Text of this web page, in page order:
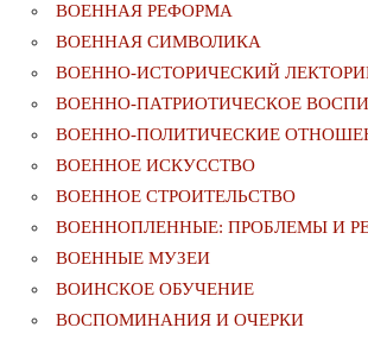
ВОЕННАЯ РЕФОРМА
ВОЕННАЯ СИМВОЛИКА
ВОЕННО-ИСТОРИЧЕСКИЙ
ВОЕННО-ПАТРИОТИЧЕСКОЕ
ВОЕННО-ПОЛИТИЧЕСКИE
ВОЕННОЕ ИСКУССТВО
ВОЕННОЕ СТРОИТЕЛЬСТВО
ВОЕННОПЛЕННЫЕ: ПРОБЛЕМЫ И
ВОЕННЫЕ МУЗЕИ
ВОИНСКОЕ ОБУЧЕНИЕ
ВОСПОМИНАНИЯ И ОЧЕРКИ